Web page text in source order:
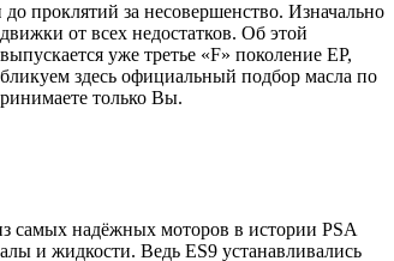
проклятий за несовершенство. Изначально
от всех недостатков. Об этой
уже третье «F» поколение EP,
здесь официальный подбор масла по
только Вы.
самых надёжных моторов в истории PSA
и жидкости. Ведь ES9 устанавливались